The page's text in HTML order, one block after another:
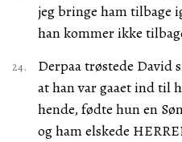
jeg bringe ham tilbage
han kommer ikke
Derpaa trøstede David
at han var gaaet ind til
hende, fødte hun en
og ham elskede